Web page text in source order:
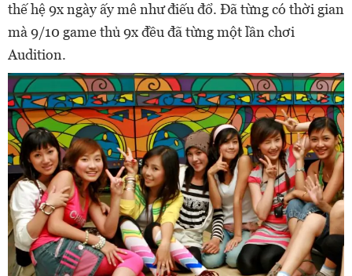
thế hệ 9x ngày ấy mê như điếu đổ. Đã từng có thời gian
mà 9/10 game thủ 9x đều đã từng một lần chơi
Audition.